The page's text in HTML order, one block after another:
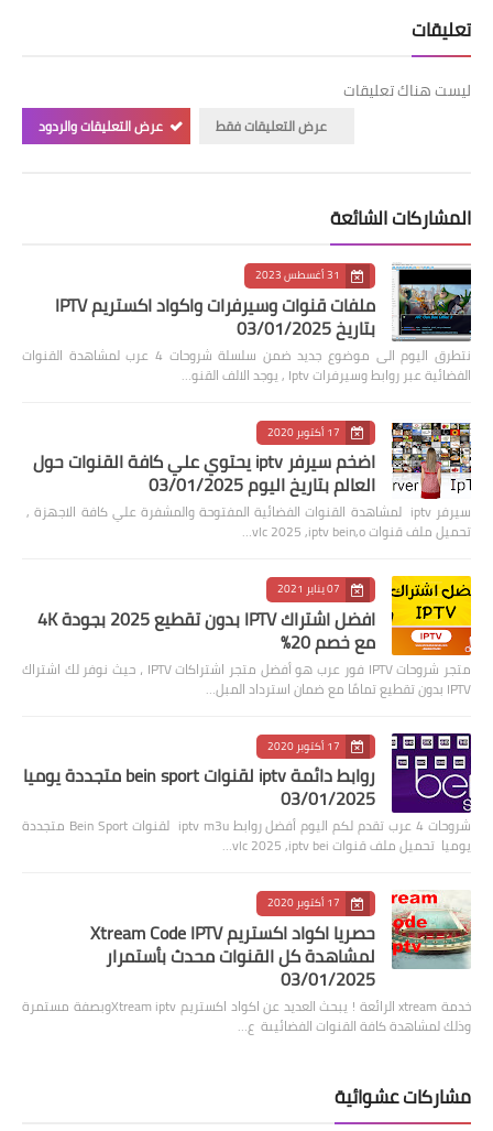
تعليقات
ليست هناك تعليقات
عرض التعليقات فقط عرض التعليقات والردود
المشاركات الشائعة
31 أغسطس 2023
ملفات قنوات وسيرفرات واكواد اكستريم IPTV
بتاريخ 03/01/2025
نتطرق اليوم الى موضوع جديد ضمن سلسلة شروحات 4 عرب لمشاهدة القنوات
الفضائية عبر روابط وسيرفرات Iptv , يوجد الالف القنو…
17 أكتوبر 2020
اضخم سيرفر iptv يحتوي علي كافة القنوات حول
العالم بتاريخ اليوم 03/01/2025
سيرفر iptv لمشاهدة القنوات الفضائية المفتوحة والمشفرة علي كافة الاجهزة ,
تحميل ملف قنوات vlc 2025 ,iptv bein,o…
07 يناير 2021
افضل اشتراك IPTV بدون تقطيع 2025 بجودة 4K
مع خصم 20%
متجر شروحات IPTV فور عرب هو أفضل متجر اشتراكات IPTV ، حيث نوفر لك اشتراك
IPTV بدون تقطيع تمامًا مع ضمان استرداد المبل…
17 أكتوبر 2020
روابط دائمة iptv لقنوات bein sport متجددة يوميا
03/01/2025
شروحات 4 عرب تقدم لكم اليوم أفضل روابط iptv m3u لقنوات Bein Sport متجددة
يوميا تحميل ملف قنوات vlc 2025 ,iptv bei…
17 أكتوبر 2020
حصريا اكواد اكستريم Xtream Code IPTV
لمشاهدة كل القنوات محدث بأستمرار
03/01/2025
خدمة xtream الرائعة ! يبحث العديد عن اكواد اكستريم Xtream iptvوبصفة مستمرة
وذلك لمشاهدة كافة القنوات الفضائيىة ع…
مشاركات عشوائية